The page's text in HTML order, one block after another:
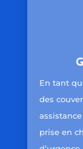
En tant
des
prise en